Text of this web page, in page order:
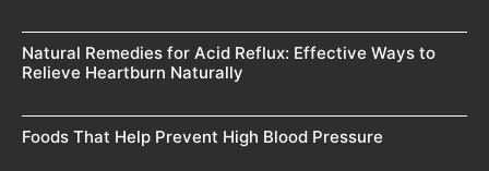
Natural Remedies for Acid Reflux: Effective Ways to
Relieve Heartburn Naturally
Foods That Help Prevent High Blood Pressure